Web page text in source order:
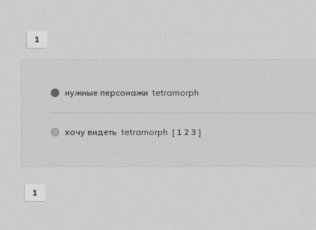
1
нужные персонажи tetramorph
хочу видеть tetramorph [ 1 2 3 ]
1